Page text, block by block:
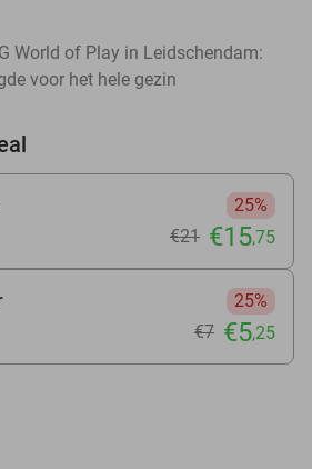
World of Play in Leidschendam:
voor het hele gezin
25%
€21 €15,75
25%
€7 €5,25